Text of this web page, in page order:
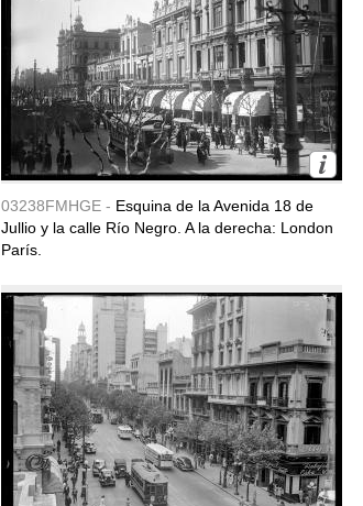
03238FMHGE - Esquina de la Avenida 18 de
Jullio y la calle Río Negro. A la derecha: London
París.